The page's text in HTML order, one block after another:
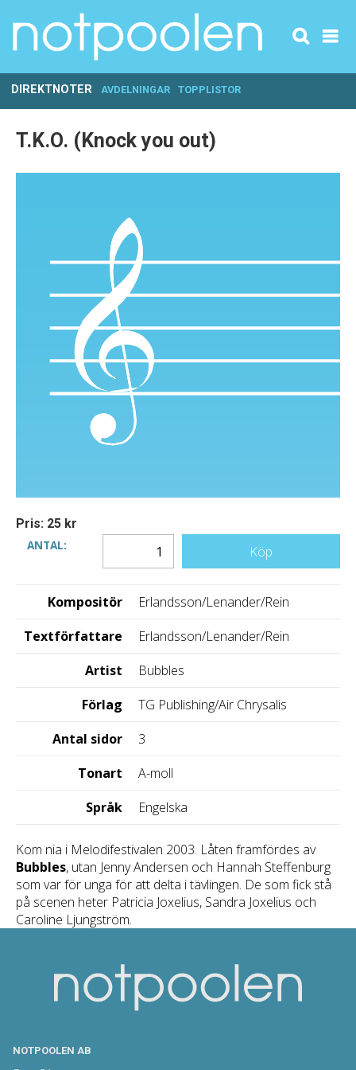
DIREKTNOTER AVDELNINGAR TOPPLISTOR
T.K.O. (Knock you out)
Pris: 25 kr
ANTAL:
Köp
Kompositör
Erlandsson/Lenander/Rein
Textförfattare
Erlandsson/Lenander/Rein
Artist
Bubbles
Förlag
TG Publishing/Air Chrysalis
Antal sidor
3
Tonart
A-moll
Språk
Engelska
Kom nia i Melodifestivalen 2003. Låten framfördes av
Bubbles, utan Jenny Andersen och Hannah Steffenburg
som var för unga för att delta i tävlingen. De som fick stå
på scenen heter Patricia Joxelius, Sandra Joxelius och
Caroline Ljungström.
NOTPOOLEN AB